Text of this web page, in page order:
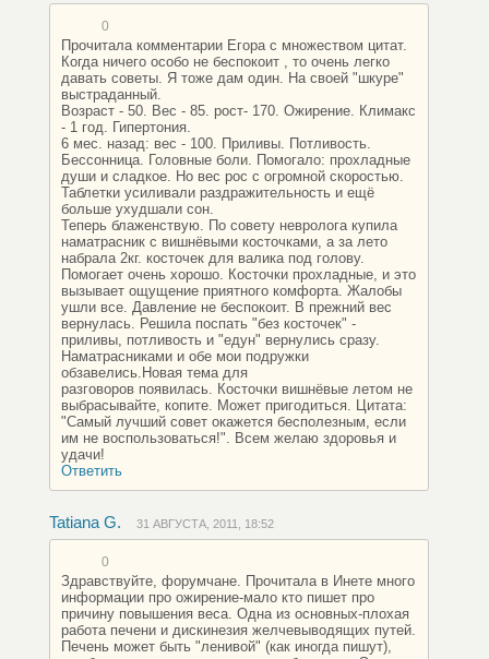
0
Прочитала комментарии Егора с множеством цитат.
Когда ничего особо не беспокоит , то очень легко
давать советы. Я тоже дам один. На своей "шкуре"
выстраданный.
Возраст - 50. Вес - 85. рост- 170. Ожирение. Климакс
- 1 год. Гипертония.
6 мес. назад: вес - 100. Приливы. Потливость.
Бессонница. Головные боли. Помогало: прохладные
души и сладкое. Но вес рос с огромной скоростью.
Таблетки усиливали раздражительность и ещё
больше ухудшали сон.
Теперь блаженствую. По совету невролога купила
наматрасник с вишнёвыми косточками, а за лето
набрала 2кг. косточек для валика под голову.
Помогает очень хорошо. Косточки прохладные, и это
вызывает ощущение приятного комфорта. Жалобы
ушли все. Давление не беспокоит. В прежний вес
вернулась. Решила поспать "без косточек" -
приливы, потливость и "едун" вернулись сразу.
Наматрасниками и обе мои подружки
обзавелись.Новая тема для
разговоров появилась. Косточки вишнёвые летом не
выбрасывайте, копите. Может пригодиться. Цитата:
"Самый лучший совет окажется бесполезным, если
им не воспользоваться!". Всем желаю здоровья и
удачи!
Ответить
Tatiana G. 31 АВГУСТА, 2011, 18:52
0
Здравствуйте, форумчане. Прочитала в Инете много
информации про ожирение-мало кто пишет про
причину повышения веса. Одна из основных-плохая
работа печени и дискинезия желчевыводящих путей.
Печень может быть "ленивой" (как иногда пишут),